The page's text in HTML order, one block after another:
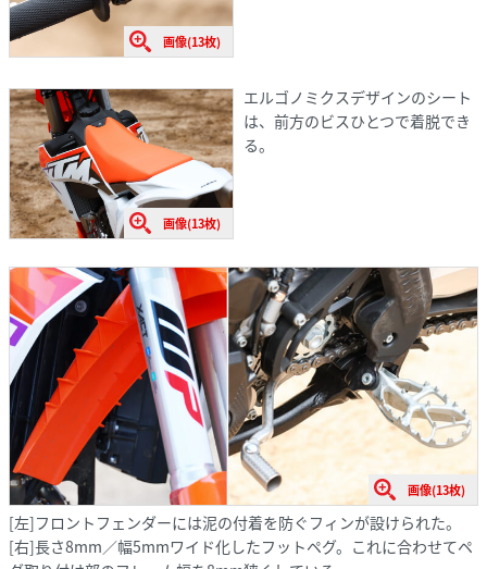
画像(13枚)
画像(13枚)
エルゴノミクスデザインのシート
は、前方のビスひとつで着脱でき
る。
画像(13枚)
[左]フロントフェンダーには泥の付着を防ぐフィンが設けられた。
[右]長さ8mm／幅5mmワイド化したフットペグ。これに合わせてペ